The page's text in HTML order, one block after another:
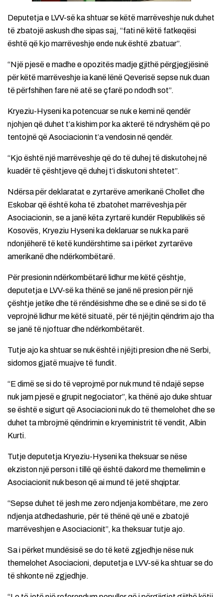
Deputetja e LVV-së ka shtuar se këtë marrëveshje nuk duhet
të zbatojë askush dhe sipas saj, “fati në këtë fatkeqësi
është që kjo marrëveshje ende nuk është zbatuar”.
“Një pjesë e madhe e opozitës madje gjithë përgjegjësinë
për këtë marrëveshje ia kanë lënë Qeverisë sepse nuk duan
të përfshihen fare në atë se çfarë po ndodh sot”.
Kryeziu-Hyseni ka potencuar se nuk e kemi në qendër
njohjen që duhet t’a kishim por ka akterë të ndryshëm që po
tentojnë që Asociacionin t’a vendosin në qendër.
“Kjo është një marrëveshje që do të duhej të diskutohej në
kuadër të çështjeve që duhej t’i diskutoni shtetet”.
Ndërsa për deklaratat e zyrtarëve amerikanë Chollet dhe
Eskobar që është koha të zbatohet marrëveshja për
Asociacionin, se a janë këta zyrtarë kundër Republikës së
Kosovës, Kryeziu Hyseni ka deklaruar se nuk ka parë
ndonjëherë të ketë kundërshtime sa i përket zyrtarëve
amerikanë dhe ndërkombëtarë.
Për presionin ndërkombëtarë lidhur me këtë çështje,
deputetja e LVV-së ka thënë se janë në presion për një
çështje jetike dhe të rëndësishme dhe se e dinë se si do të
veprojnë lidhur me këtë situatë, për të njëjtin qëndrim ajo tha
se janë të njoftuar dhe ndërkombëtarët.
Tutje ajo ka shtuar se nuk është i njëjti presion dhe në Serbi,
sidomos gjatë muajve të fundit.
“E dimë se si do të veprojmë por nuk mund të ndajë sepse
nuk jam pjesë e grupit negociator”, ka thënë ajo duke shtuar
se është e sigurt që Asociacioni nuk do të themelohet dhe se
duhet ta mbrojmë qëndrimin e kryeministrit të vendit, Albin
Kurti.
Tutje deputetja Kryeziu-Hyseni ka theksuar se nëse
ekziston një person i tillë që është dakord me themelimin e
Asociacionit nuk beson që ai mund të jetë shqiptar.
“Sepse duhet të jesh me zero ndjenja kombëtare, me zero
ndjenja atdhedashurie, për të thënë që unë e zbatojë
marrëveshjen e Asociacionit”, ka theksuar tutje ajo.
Sa i përket mundësisë se do të ketë zgjedhje nëse nuk
themelohet Asociacioni, deputetja e LVV-së ka shtuar se do
të shkonte në zgjedhje.